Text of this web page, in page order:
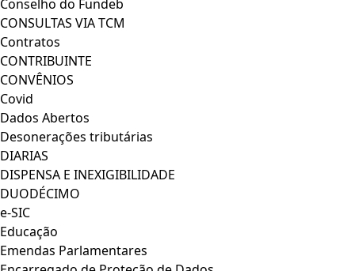
Conselho do Fundeb
CONSULTAS VIA TCM
Contratos
CONTRIBUINTE
CONVÊNIOS
Covid
Dados Abertos
Desonerações tributárias
DIARIAS
DISPENSA E INEXIGIBILIDADE
DUODÉCIMO
e-SIC
Educação
Emendas Parlamentares